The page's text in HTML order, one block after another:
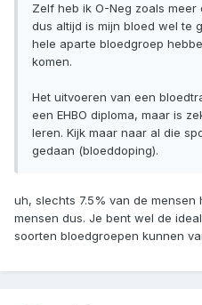
Zelf heb ik O-Neg zoals
dus altijd is mijn bloed wel te
hele aparte bloedgroep
komen.
Het uitvoeren van een
een EHBO diploma, maar is
leren. Kijk maar naar al die
gedaan (bloeddoping).
uh, slechts 7.5% van de
mensen dus. Je bent wel de
soorten bloedgroepen kunnen